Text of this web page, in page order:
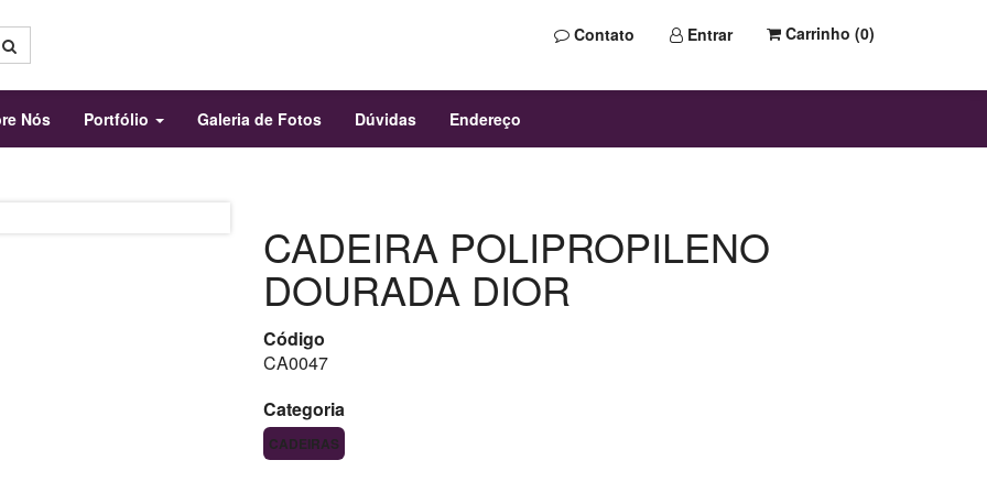
Contato Entrar Carrinho (0)
Nós Portfólio Galeria de Fotos Dúvidas Endereço
CADEIRA POLIPROPILENO
DOURADA DIOR
Código
CA0047
Categoria
CADEIRAS